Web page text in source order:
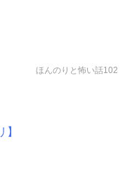
ほんのりと怖い話102
】